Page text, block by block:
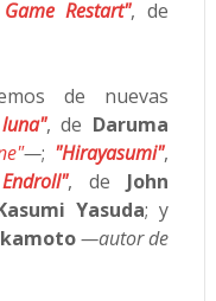
Restart", de
de nuevas
, de Daruma
—; "Hirayasumi",
, deJohn
Yasuda; y
—autor de